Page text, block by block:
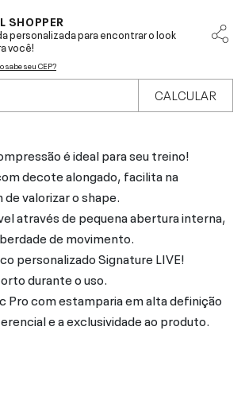
SHOPPER
personalizada para encontrar o look
você!
sabe seu CEP?
CALCULAR
é ideal para seu treino!
decote alongado, facilita na
valorizar o shape.
através de pequena abertura interna,
de movimento.
personalizado Signature LIVE!
durante o uso.
Pro com estamparia em alta definição
e a exclusividade ao produto.